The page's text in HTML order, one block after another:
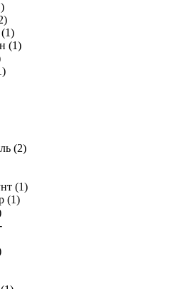
(1)
(2)
(1)
(1)